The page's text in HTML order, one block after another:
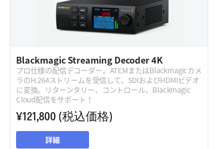
BlackmagicStreaming Decoder 4K
プロ仕様の配信デコーダー。ATEMまたはBlackmagicカメ
ラのH.264ストリームを受信して、SDIおよびHDMIビデオ
に変換。リターンタリー、コントロール、Blackmagic
Cloud配信をサポート！
¥121,800 (税込価格)
詳細